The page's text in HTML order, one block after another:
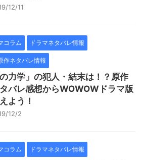
12/11
コラム ドラマネタバレ情報
作ネタバレ情報
の力学」の犯人・結末は！？原作
バレ感想からWOWOWドラマ版
よう！
12/2
コラム ドラマネタバレ情報